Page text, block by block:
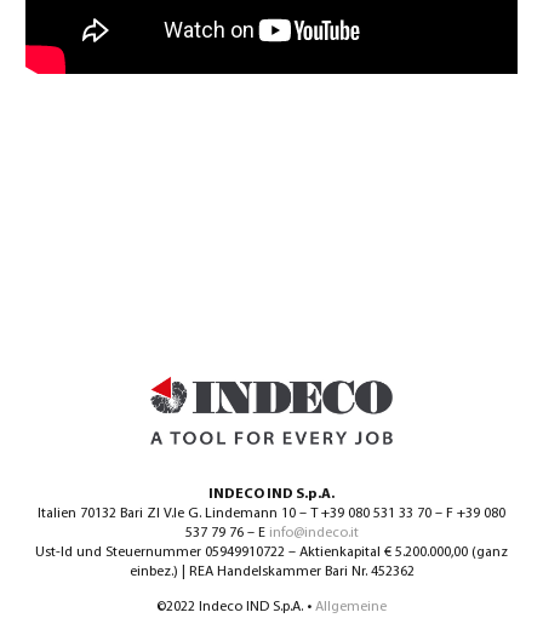
INDECO IND S.p.A.
Italien 70132 Bari ZI V.le G. Lindemann 10 – T +39 080 531 33 70 – F +39 080
537 79 76 – E info@indeco.it
Ust-Id und Steuernummer 05949910722 – Aktienkapital € 5.200.000,00 (ganz
einbez.) | REA Handelskammer Bari Nr. 452362
©2022 Indeco IND S.p.A. • Allgemeine